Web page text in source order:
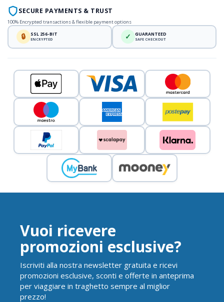
SECURE PAYMENTS & TRUST
100% Encrypted transactions & flexible payment options
🔒 SSL 256-BIT
ENCRYPTED ✓ GUARANTEED
SAFE CHECKOUT
Vuoi ricevere
promozioni esclusive?
Iscriviti alla nostra newsletter gratuita e ricevi
promozioni esclusive, sconti e offerte in anteprima
per viaggiare in traghetto sempre al miglior
prezzo!